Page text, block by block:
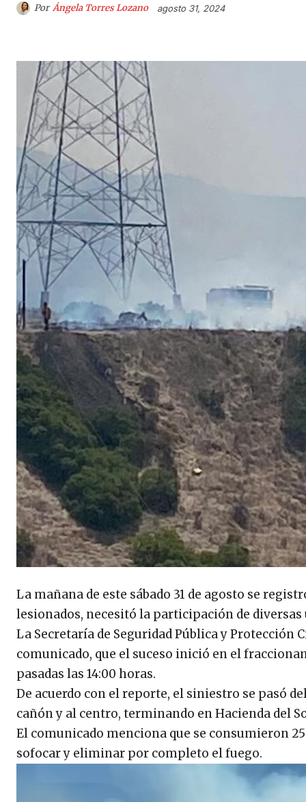
Por Ángela Torres Lozano agosto 31, 2024
La mañana de este sábado 31 de agosto se
lesionados, necesitó la participación de diversas
La Secretaría de Seguridad Pública y Protección
comunicado, que el suceso inició en el
pasadas las 14:00 horas.
De acuerdo con el reporte, el siniestro se pasó
cañón y al centro, terminando en Hacienda del
El comunicado menciona que se consumieron
sofocar y eliminar por completo el fuego.